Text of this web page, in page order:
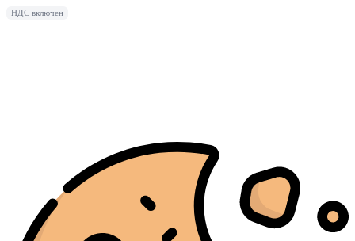
НДС включен